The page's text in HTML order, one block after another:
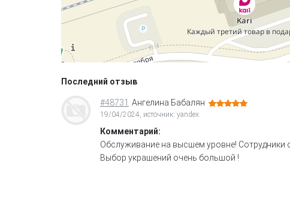
Последний отзыв
#48731 Ангелина Бабалян
19/04/2024, источник: yandex
Комментарий:
Обслуживание на высшем уровне! Сотрудники
Выбор украшений очень большой !